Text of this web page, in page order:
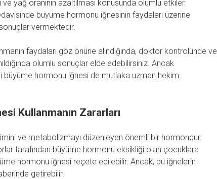
ve yağ oranının azaltılması konusunda olumlu etkiler
büyüme hormonu iğnesinin faydaları üzerine
vermektedir.
faydaları göz önüne alındığında, doktor kontrolünde ve
olumlu sonuçlar elde edebilirsiniz. Ancak
büyüme hormonu iğnesi de mutlaka uzman hekim
Kullanmanın Zararları
ve metabolizmayı düzenleyen önemli bir hormondur.
tarafından büyüme hormonu eksikliği olan çocuklara
hormonu iğnesi reçete edilebilir. Ancak, bu iğnelerin
getirebilir.